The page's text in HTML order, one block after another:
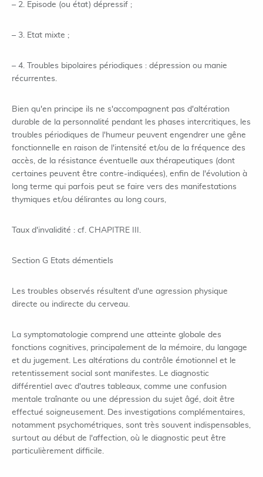
– 2. Episode (ou état) dépressif ;
– 3. Etat mixte ;
– 4. Troubles bipolaires périodiques : dépression ou manie
récurrentes.
Bien qu'en principe ils ne s'accompagnent pas d'altération
durable de la personnalité pendant les phases intercritiques, les
troubles périodiques de l'humeur peuvent engendrer une gêne
fonctionnelle en raison de l'intensité et/ou de la fréquence des
accès, de la résistance éventuelle aux thérapeutiques (dont
certaines peuvent être contre-indiquées), enfin de l'évolution à
long terme qui parfois peut se faire vers des manifestations
thymiques et/ou délirantes au long cours,
Taux d'invalidité : cf. CHAPITRE III.
Section G Etats démentiels
Les troubles observés résultent d'une agression physique
directe ou indirecte du cerveau.
La symptomatologie comprend une atteinte globale des
fonctions cognitives, principalement de la mémoire, du langage
et du jugement. Les altérations du contrôle émotionnel et le
retentissement social sont manifestes. Le diagnostic
différentiel avec d'autres tableaux, comme une confusion
mentale traînante ou une dépression du sujet âgé, doit être
effectué soigneusement. Des investigations complémentaires,
notamment psychométriques, sont très souvent indispensables,
surtout au début de l'affection, où le diagnostic peut être
particulièrement difficile.